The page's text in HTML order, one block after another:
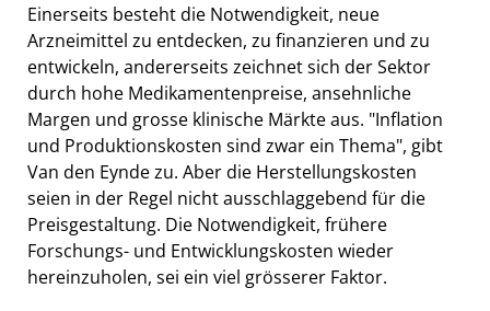
Einerseits besteht die Notwendigkeit, neue
Arzneimittel zu entdecken, zu finanzieren und zu
entwickeln, andererseits zeichnet sich der Sektor
durch hohe Medikamentenpreise, ansehnliche
Margen und grosse klinische Märkte aus. "Inflation
und Produktionskosten sind zwar ein Thema", gibt
Van den Eynde zu. Aber die Herstellungskosten
seien in der Regel nicht ausschlaggebend für die
Preisgestaltung. Die Notwendigkeit, frühere
Forschungs- und Entwicklungskosten wieder
hereinzuholen, sei ein viel grösserer Faktor.